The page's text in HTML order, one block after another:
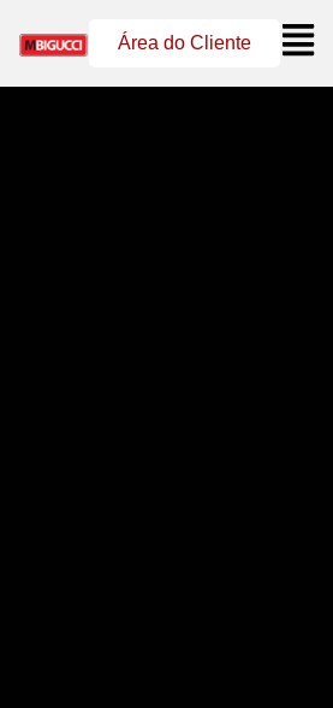
Área do Cliente